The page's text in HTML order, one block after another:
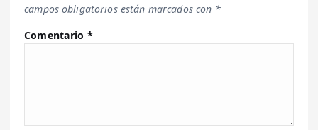
campos obligatorios están marcados con *
Comentario *